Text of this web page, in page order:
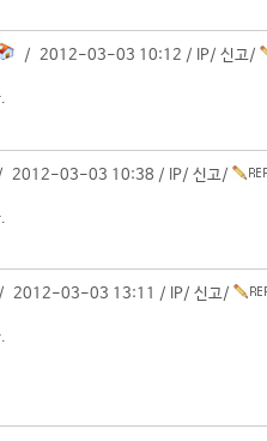
/ 2012-03-03 10:12 / IP/ 신고/
2012-03-03 10:38 / IP/ 신고/
2012-03-03 13:11 / IP/ 신고/